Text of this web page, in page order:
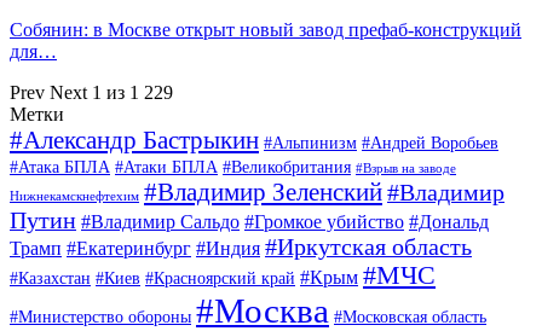
Собянин: в Москве открыт новый завод префаб-конструкций
для…
Prev Next 1 из 1 229
Метки
#Александр Бастрыкин #Альпинизм #Андрей Воробьев
#Атака БПЛА #Атаки БПЛА #Великобритания #Взрыв на заводе
Нижнекамскнефтехим #Владимир Зеленский#Владимир
Путин #Владимир Сальдо #Громкое убийство #Дональд
Трамп #Екатеринбург #Индия #Иркутская область
#Казахстан #Киев #Красноярский край #Крым #МЧС
#Министерство обороны #Москва #Московская область